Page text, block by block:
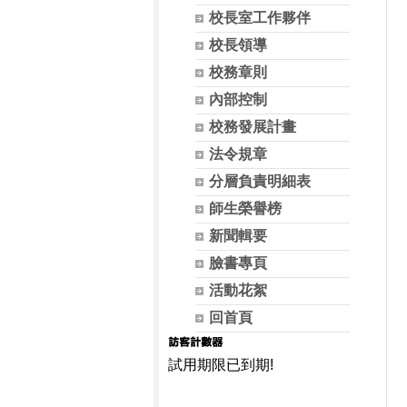
校長室工作夥伴
校長領導
校務章則
內部控制
校務發展計畫
法令規章
分層負責明細表
師生榮譽榜
新聞輯要
臉書專頁
活動花絮
回首頁
試用期限已到期!